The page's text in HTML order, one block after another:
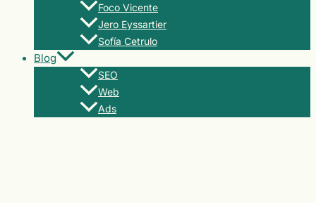
Foco Vicente
Jero Eyssartier
Sofía Cetrulo
Blog
SEO
Web
Ads